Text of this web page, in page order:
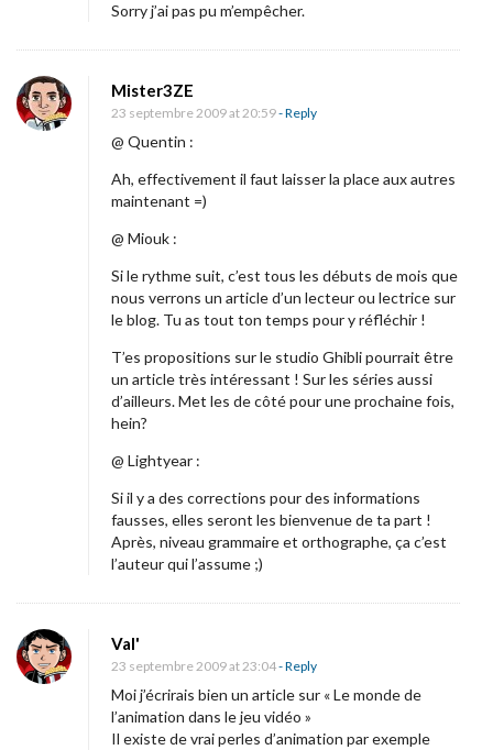
l
e
0
4
o
t
o
r
e
0
0
9
?
Sorry j’ai pas pu m’empêcher.
Mister3ZE
23 septembre 2009 at 20:59- Reply
@ Quentin :
Ah, effectivement il faut laisser la place aux autres
maintenant =)
@ Miouk :
Si le rythme suit, c’est tous les débuts de mois que
nous verrons un article d’un lecteur ou lectrice sur
le blog. Tu as tout ton temps pour y réfléchir !
T’es propositions sur le studio Ghibli pourrait être
un article très intéressant ! Sur les séries aussi
d’ailleurs. Met les de côté pour une prochaine fois,
hein?
@ Lightyear :
Si il y a des corrections pour des informations
fausses, elles seront les bienvenue de ta part !
Après, niveau grammaire et orthographe, ça c’est
l’auteur qui l’assume ;)
Val'
23 septembre 2009 at 23:04- Reply
Moi j’écrirais bien un article sur « Le monde de
l’animation dans le jeu vidéo »
Il existe de vrai perles d’animation par exemple